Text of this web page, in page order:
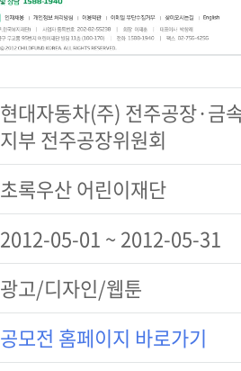
현대자동차(주) 전주공장·금
지부 전주공장위원회
초록우산 어린이재단
2012-05-01 ~ 2012-05-31
광고/디자인/웹툰
공모전 홈페이지 바로가기